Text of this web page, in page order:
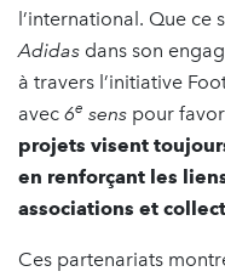
l’international. Que ce
Adidas dans son
à travers l’initiative
avec 6e sens pour
projets visent
en renforçant les
associations et
Ces partenariats